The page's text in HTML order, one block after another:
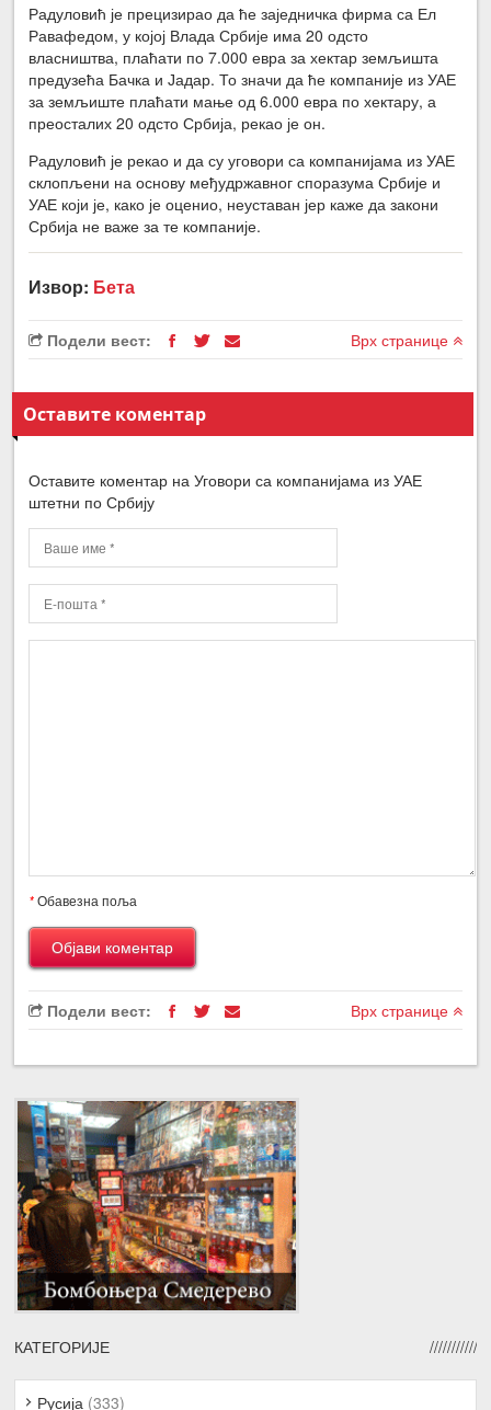
Радуловић је прецизирао да ће заједничка фирма са Ел
Равафедом, у којој Влада Србије има 20 одсто
власништва, плаћати по 7.000 евра за хектар земљишта
предузећа Бачка и Јадар. То значи да ће компаније из УАЕ
за земљиште плаћати мање од 6.000 евра по хектару, а
преосталих 20 одсто Србија, рекао је он.
Радуловић је рекао и да су уговори са компанијама из УАЕ
склопљени на основу међудржавног споразума Србије и
УАЕ који је, како је оценио, неуставан јер каже да закони
Србија не важе за те компаније.
Извор: Бета
Подели вест: Врх странице
Оставите коментар
Оставите коментар на Уговори са компанијама из УАЕ
штетни по Србију
*Обавезна поља
Подели вест: Врх странице
КАТЕГОРИЈЕ
Русија (333)